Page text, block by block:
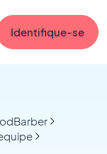
Identifique-se